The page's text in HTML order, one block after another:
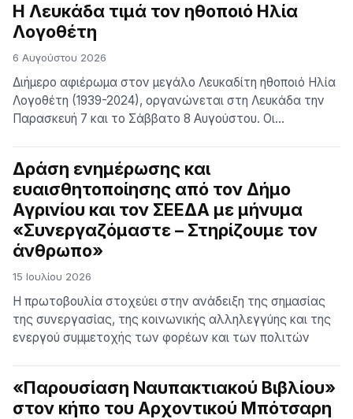
19:00-22:00. Το Φεστιβάλ οργανώνει ο πολιτιστικός
σύλλογος Κοινόν Καρυτινών. Ζωγράφοι, φωτογράφοι,
εικαστικοί, ξυλογλύπτες, μάγειρες, κουκλοπαίκτες, κου…
Η Λευκάδα τιμά τον ηθοποιό Ηλία
Λογοθέτη
6 Αυγούστου 2026
Διήμερο αφιέρωμα στον μεγάλο Λευκαδίτη ηθοποιό Ηλία
Λογοθέτη (1939-2024), οργανώνεται στη Λευκάδα την
Παρασκευή 7 και το Σάββατο 8 Αυγούστου. Οι
ηθοποιού. Οι εκδηλώσεις φιλοξενούνται στο
Κηποθέατρο Αγγελος Σικελιανός, στην πόλη της
Λευκάδας, στις 20.30 και η είσοδος είναι ελεύθερη.
Δράση ενημέρωσης και
ευαισθητοποίησης από τον Δήμο
Αγρινίου και τον ΣΕΕΔΑ με μήνυμα
«Συνεργαζόμαστε – Στηρίζουμε τον
άνθρωπο»
15 Ιουλίου 2026
Η πρωτοβουλία στοχεύει στην ανάδειξη της σημασίας
της συνεργασίας, της κοινωνικής αλληλεγγύης και της
ενεργού συμμετοχής των φορέων και των πολιτών
«Παρουσίαση Ναυπακτιακού Βιβλίου»
στον κήπο του Αρχοντικού Μπότσαρη